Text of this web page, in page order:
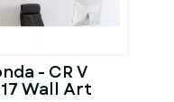
- CR V
Wall Art